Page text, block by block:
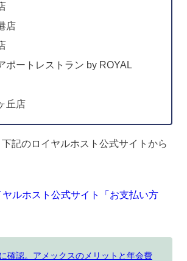
店
ポートレストラン by ROYAL
丘店
記のロイヤルホスト公式サイトから
ヤルホスト公式サイト「お支払い方
確認。アメックスのメリットと年会費